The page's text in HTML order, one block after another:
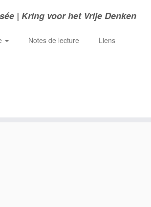
| Kring voor het Vrije Denken
Notes de lecture
Liens